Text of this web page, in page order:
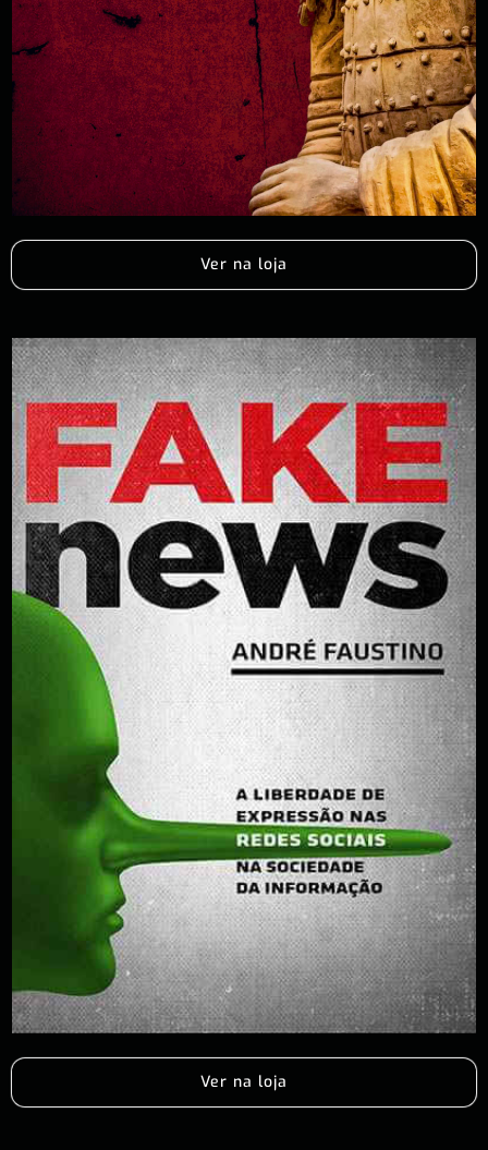
Ver na loja
Ver na loja